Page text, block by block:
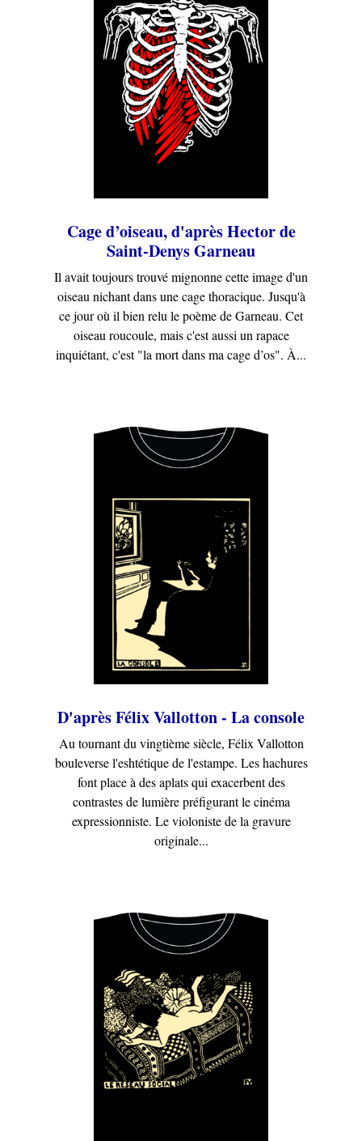
Cage d’oiseau, d'après Hector de
Saint-Denys Garneau
Il avait toujours trouvé mignonne cette image d'un
oiseau nichant dans une cage thoracique. Jusqu'à
ce jour où il bien relu le poème de Garneau. Cet
oiseau roucoule, mais c'est aussi un rapace
inquiétant, c'est "la mort dans ma cage d’os". À...
D'après Félix Vallotton - La console
Au tournant du vingtième siècle, Félix Vallotton
bouleverse l'eshtétique de l'estampe. Les hachures
font place à des aplats qui exacerbent des
contrastes de lumière préfigurant le cinéma
expressionniste. Le violoniste de la gravure
originale...